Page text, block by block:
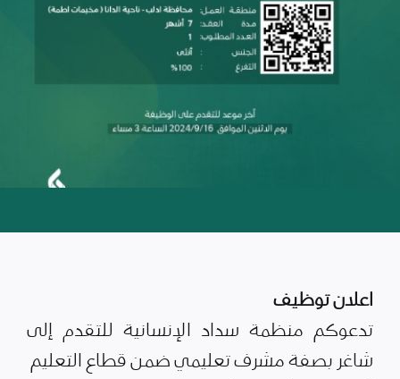
اعلان توظيف
تدعوكم منظمة سداد الإنسانية للتقدم إلى
شاغر بصفة مشرف تعليمي ضمن قطاع التعليم